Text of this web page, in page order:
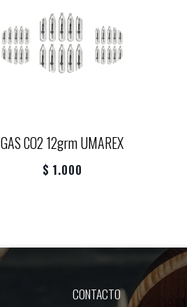
GAS CO2 12grm UMAREX
$ 1.000
CONTACTO